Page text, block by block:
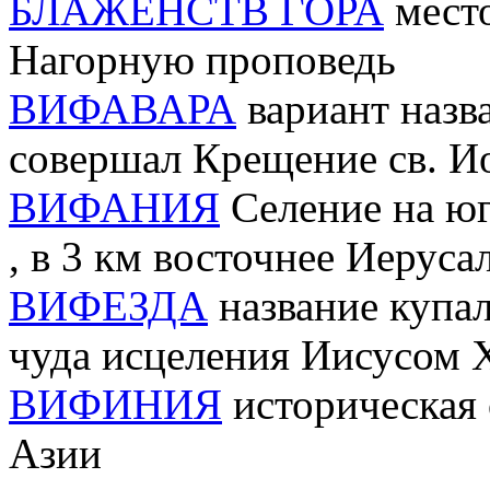
БЛАЖЕНСТВ ГОРА
Нагорную проповедь
ВИФАВАРА вариант
совершал Крещение св.
ВИФАНИЯ Селение на
, в 3 км восточнее
ВИФЕЗДА название
чуда исцеления Иисусом
ВИФИНИЯ
Азии